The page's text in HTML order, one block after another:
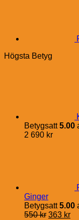
Högsta Betyg
Betygsatt5.00
2 690 kr
Ginger
Betygsatt5.00
550kr Det
363 krDet